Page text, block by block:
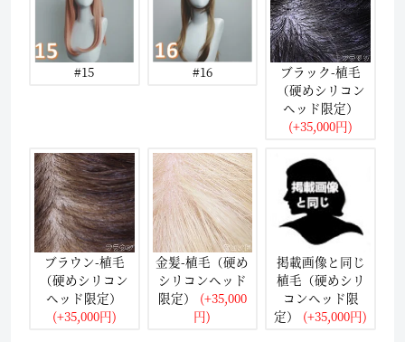
#15 #16
ブラック-植毛
（硬めシリコン
ヘッド限定）
(+35,000円)
ブラウン-植毛
（硬めシリコン
ヘッド限定）
(+35,000円)
金髪-植毛（硬め
シリコンヘッド
限定）
(+35,000
円)
掲載画像と同じ
植毛（硬めシリ
コンヘッド限
定）
(+35,000円)